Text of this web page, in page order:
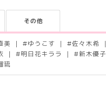
その他
美 #ゆうこす #佐々木希
#明日花キララ #新木優子
琉